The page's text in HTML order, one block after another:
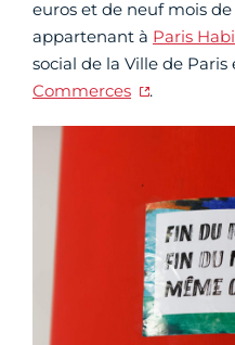
euros et de neuf mois
appartenant à Paris
social de la Ville de
Commerces
.